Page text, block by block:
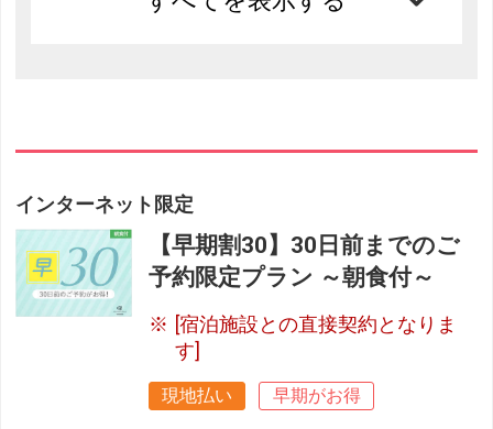
インターネット限定
【早期割30】30日前までのご
予約限定プラン ～朝食付～
[宿泊施設との直接契約となりま
す]
現地払い 早期がお得